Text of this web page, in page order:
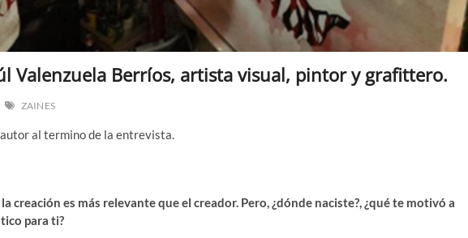
Valenzuela Berríos, artista visual, pintor y grafittero.
ZAINES
al termino de la entrevista.
creación es más relevante que el creador. Pero, ¿dónde naciste?, ¿qué te motivó a
para ti?